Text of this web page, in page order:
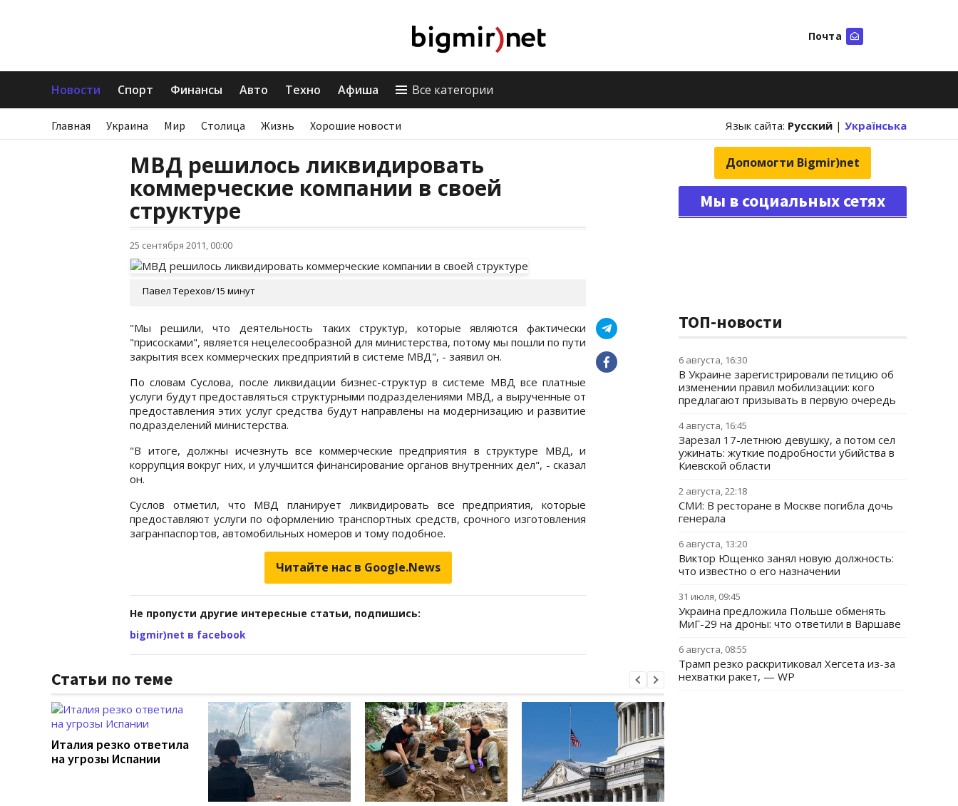
Почта
Новости Спорт Финансы Авто Техно Афиша Все категории
Главная Украина Мир Столица Жизнь Хорошие новости Язык сайта: Русский | Українська
МВД решилось ликвидировать
коммерческие компании в своей
структуре
25 сентября 2011, 00:00
Павел Терехов/15 минут
"Мы решили, что деятельность таких структур, которые являются фактически
"присосками", является нецелесообразной для министерства, потому мы пошли по пути
закрытия всех коммерческих предприятий в системе МВД", - заявил он.
По словам Суслова, после ликвидации бизнес-структур в системе МВД все платные
услуги будут предоставляться структурными подразделениями МВД, а вырученные от
предоставления этих услуг средства будут направлены на модернизацию и развитие
подразделений министерства.
"В итоге, должны исчезнуть все коммерческие предприятия в структуре МВД, и
коррупция вокруг них, и улучшится финансирование органов внутренних дел", - сказал
он.
Суслов отметил, что МВД планирует ликвидировать все предприятия, которые
предоставляют услуги по оформлению транспортных средств, срочного изготовления
загранпаспортов, автомобильных номеров и тому подобное.
Читайте нас в Google.News
Не пропусти другие интересные статьи, подпишись:
bigmir)net в facebook
Статьи по теме
Италия резко ответила
на угрозы Испании
Допомогти Bigmir)net
Мы в социальных сетях
ТОП-новости
6 августа, 16:30
В Украине зарегистрировали петицию об
изменении правил мобилизации: кого
предлагают призывать в первую очередь
4 августа, 16:45
Зарезал 17-летнюю девушку, а потом сел
ужинать: жуткие подробности убийства в
Киевской области
2 августа, 22:18
СМИ: В ресторане в Москве погибла дочь
генерала
6 августа, 13:20
Виктор Ющенко занял новую должность:
что известно о его назначении
31 июля, 09:45
Украина предложила Польше обменять
МиГ-29 на дроны: что ответили в Варшаве
6 августа, 08:55
Трамп резко раскритиковал Хегсета из-за
нехватки ракет, — WP